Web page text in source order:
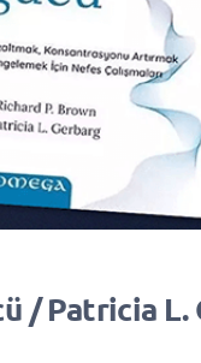
/ Patricia L.